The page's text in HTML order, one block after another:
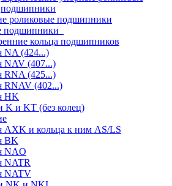
подшипники
роликовые подшипники
подшипники
кольца подшипников
NA (424...)
NAV (407...)
RNA (425...)
RNAV (402...)
HK
K и KT (без колец)
AXK и кольца к ним AS/LS
BK
NAO
NATR
NATV